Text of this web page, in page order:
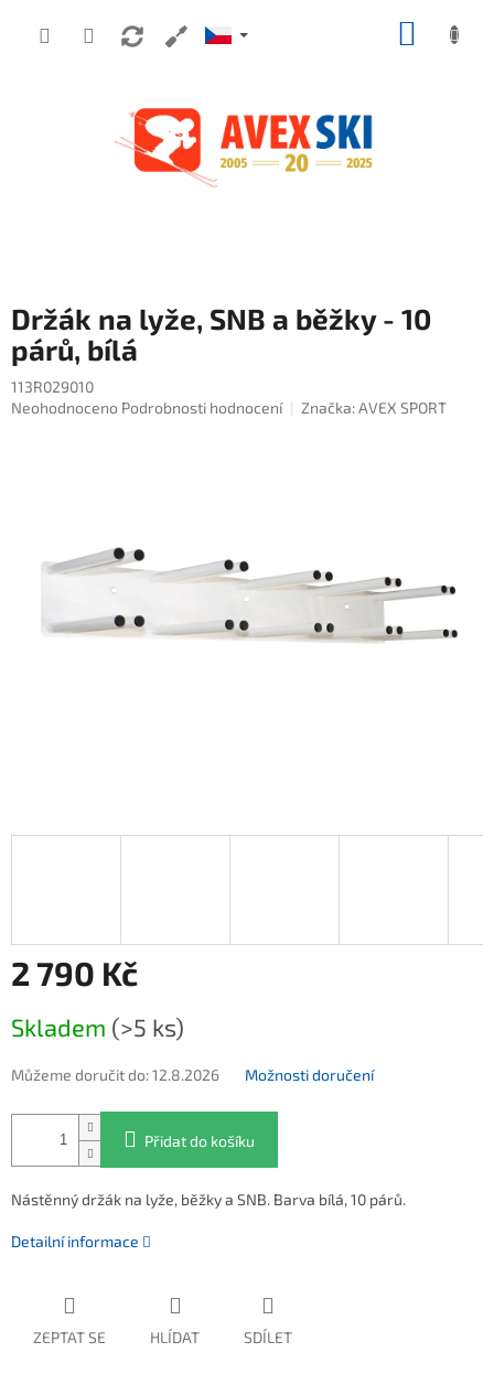
Držák na lyže, SNB a běžky - 10
párů, bílá
113R029010
Průměrné hodnocení produktu je 0,0 z 5 hvězdiček.
Neohodnoceno Podrobnosti hodnocení Značka:AVEX SPORT
2 790 Kč
Skladem (>5 ks)
Můžeme doručit do:12.8.2026 Možnosti doručení
Přidat do košíku
Nástěnný držák na lyže, běžky a SNB. Barva bílá, 10 párů.
Detailní informace
ZEPTAT SE HLÍDAT SDÍLET